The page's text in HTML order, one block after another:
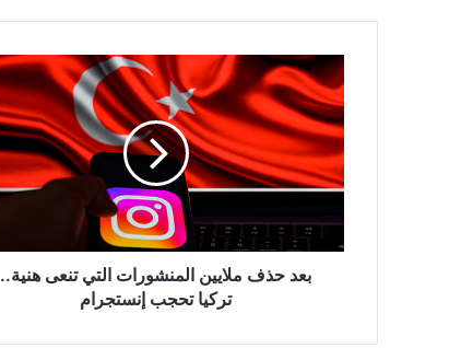
بعد
حذف
ملايين
المنشورات
التي
تنعى
تركيا
تحجب
إنستجرامبعد حذف ملايين المنشورات التي تنعى هنية..
تركيا تحجب إنستجرام